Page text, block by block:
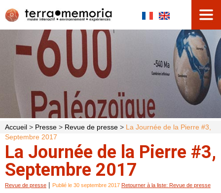
Accueil > Presse > Revue de presse > La Journée de la Pierre #3,
Septembre 2017
La Journée de la Pierre #3,
Septembre 2017
Revue de presse | Publié le 30 septembre 2017 Retourner à la liste: Revue de presse